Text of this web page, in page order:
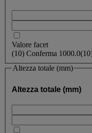
Valore facet
(10) Conferma 1000.0
Altezza totale (mm)
Altezza totale (mm)